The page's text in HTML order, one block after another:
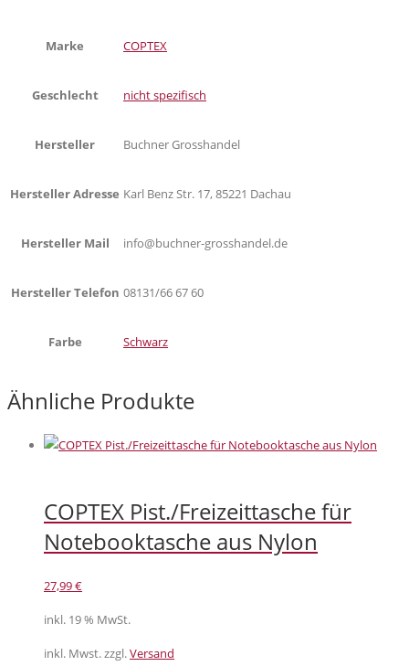
Marke COPTEX
Geschlecht nicht spezifisch
Hersteller Buchner Grosshandel
Hersteller Adresse Karl Benz Str. 17, 85221 Dachau
Hersteller Mail info@buchner-grosshandel.de
Hersteller Telefon 08131/66 67 60
Farbe Schwarz
Ähnliche Produkte
COPTEX Pist./Freizeittasche für
Notebooktasche aus Nylon
27,99€
inkl. 19 % MwSt.
inkl. Mwst. zzgl.Versand